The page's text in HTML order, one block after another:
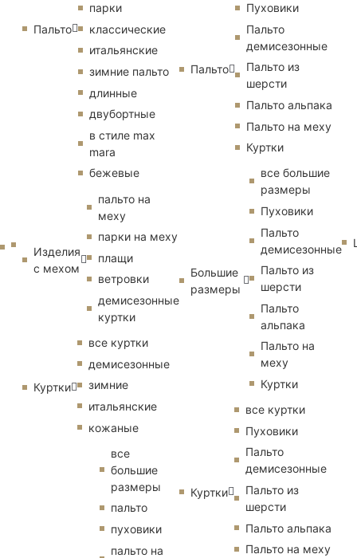
Пальто
парки
классические
итальянские
зимние пальто
длинные
двубортные
в стиле max
mara
бежевые
Изделия
с мехом
пальто на
меху
парки на меху
плащи
ветровки
демисезонные
куртки
Куртки
все куртки
демисезонные
зимние
итальянские
кожаные
все
большие
размеры
пальто
пуховики
пальто на
Пальто
Пуховики
Пальто
демисезонные
Пальто из
шерсти
Пальто альпака
Пальто на меху
Куртки
Большие
размеры
все большие
размеры
Пуховики
Пальто
демисезонные
Пальто из
шерсти
Пальто
альпака
Пальто на
меху
Куртки
Куртки
все куртки
Пуховики
Пальто
демисезонные
Пальто из
шерсти
Пальто альпака
Пальто на меху